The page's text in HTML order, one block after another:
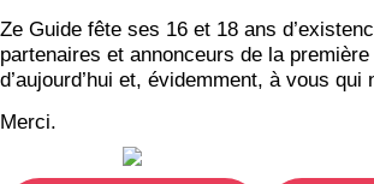
Ze Guide fête ses 16 et 18 ans
partenaires et annonceurs de la première
d’aujourd’hui et, évidemment, à vous qui
Merci.